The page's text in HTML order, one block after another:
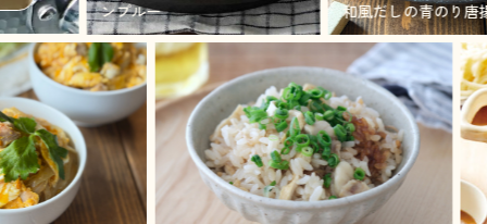
ンプルー 和風だしの青のり唐揚げ